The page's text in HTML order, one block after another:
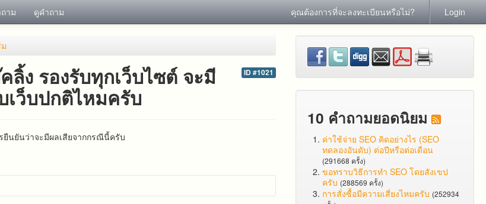
าม ดูคำถาม คุณต้องการที่จะลงทะเบียนหรือไม่? Login
ID #1021
ลิ้ง รองรับทุกเว็บไซต์ จะมี
ว็บปกติไหมครับ
นยันว่าจะมีผลเสียจากกรณีนี้ครับ
10 คำถามยอดนิยม
ค่าใช้จ่าย SEO คิดอย่างไร (SEO
ทดลองอันดับ) ต่อปีหรือต่อเดือน
(291668 ครั้ง)
ขอทราบวิธีการทำ SEO โดยสังเขป
ครับ (288569 ครั้ง)
การสั่งซื้อมีความเสี่ยงไหมครับ (252934